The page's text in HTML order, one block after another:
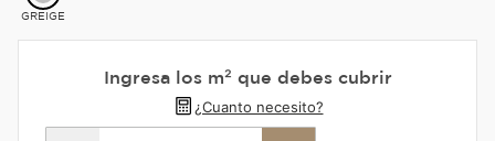
GREIGE
Ingresa los m² que debes cubrir
¿Cuanto necesito?